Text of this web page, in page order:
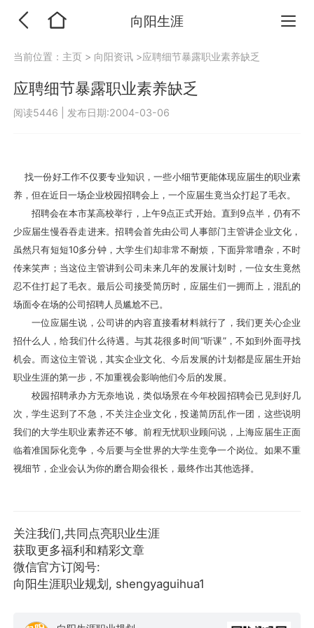
向阳生涯
当前位置： 主页 > 向阳资讯 >应聘细节暴露职业素养缺乏
应聘细节暴露职业素养缺乏
阅读5446 发布日期:2004-03-06
找一份好工作不仅要专业知识，一些小细节更能体现应届生的职业素
养，但在近日一场企业校园招聘会上，一个应届生竟当众打起了毛衣。
招聘会在本市某高校举行，上午9点正式开始。直到9点半，仍有不
少应届生慢吞吞走进来。招聘会首先由公司人事部门主管讲企业文化，
虽然只有短短10多分钟，大学生们却非常不耐烦，下面异常嘈杂，不时
传来笑声；当这位主管讲到公司未来几年的发展计划时，一位女生竟然
忍不住打起了毛衣。最后公司接受简历时，应届生们一拥而上，混乱的
场面令在场的公司招聘人员尴尬不已。
一位应届生说，公司讲的内容直接看材料就行了，我们更关心企业
招什么人，给我们什么待遇。与其花很多时间“听课”，不如到外面寻找
机会。而这位主管说，其实企业文化、今后发展的计划都是应届生开始
职业生涯的第一步，不加重视会影响他们今后的发展。
校园招聘承办方无奈地说，类似场景在今年校园招聘会已见到好几
次，学生迟到了不急，不关注企业文化，投递简历乱作一团，这些说明
我们的大学生职业素养还不够。前程无忧职业顾问说，上海应届生正面
临着准国际化竞争，今后要与全世界的大学生竞争一个岗位。如果不重
视细节，企业会认为你的磨合期会很长，最终作出其他选择。
关注我们,共同点亮职业生涯
获取更多福利和精彩文章
微信官方订阅号:
向阳生涯职业规划, shengyaguihua1